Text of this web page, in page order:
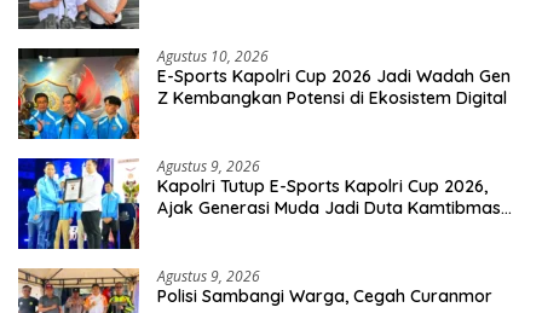
Agustus 10, 2026
E-Sports Kapolri Cup 2026 Jadi Wadah Gen
Z Kembangkan Potensi di Ekosistem Digital
Agustus 9, 2026
Kapolri Tutup E-Sports Kapolri Cup 2026,
Ajak Generasi Muda Jadi Duta Kamtibmas
Agustus 9, 2026
Polisi Sambangi Warga, Cegah Curanmor